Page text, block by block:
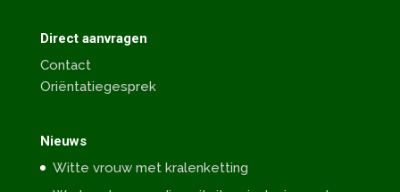
Direct aanvragen
Contact
Oriëntatiegesprek
Nieuws
Witte vrouw met kralenketting